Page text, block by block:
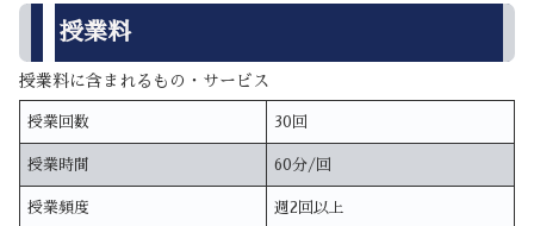
授業料
授業料に含まれるもの・サービス
授業回数 30回
授業時間 60分/回
授業頻度 週2回以上